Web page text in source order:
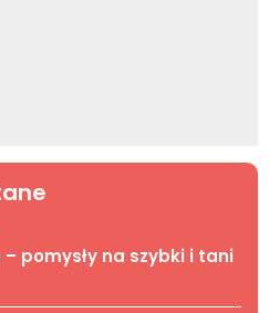
pomysły na szybki i tani